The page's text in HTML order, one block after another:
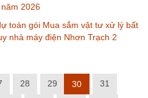
2026
toán gói Mua sắm vật tư xử lý bất
nhà máy điện Nhơn Trạch 2
28 29 30 31